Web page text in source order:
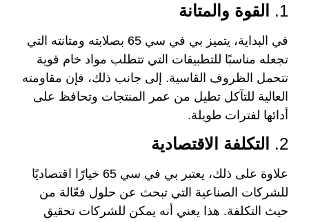
1. القوة والمتانة
في البداية، يتميز بي في سي 65 بصلابته ومتانته التي
تجعله مناسبًا للتطبيقات التي تتطلب مواد خام قوية
تتحمل الظروف القاسية. إلى جانب ذلك، فإن مقاومته
العالية للتآكل تطيل من عمر المنتجات وتحافظ على
أدائها لفترات طويلة.
2. التكلفة الاقتصادية
علاوة على ذلك، يعتبر بي في سي 65 خيارًا اقتصاديًا
للشركات الصناعية التي تبحث عن حلول فعّالة من
حيث التكلفة. هذا يعني أنه يمكن للشركات تحقيق